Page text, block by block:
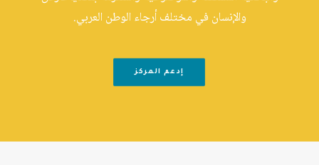
والإنسان في مختلف أرجاء الوطن العربي.
إدعم المركز